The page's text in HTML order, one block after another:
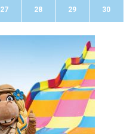
27 28 29 30